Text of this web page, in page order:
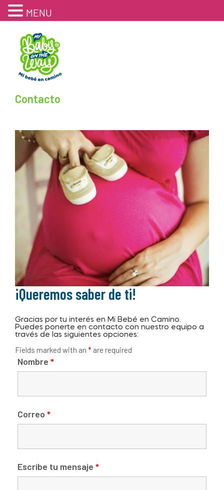
Contacto
¡Queremos saber de ti!
Gracias por tu interés en Mi Bebé en Camino.
Puedes ponerte en contacto con nuestro equipo a
través de las siguientes opciones:
Fields marked with an * are required
Nombre *
Correo *
Escribe tu mensaje *
MENU